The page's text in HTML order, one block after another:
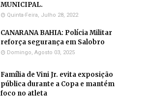
MUNICIPAL.
Quinta-Feira, Julho 28, 2022
CANARANA BAHIA: Polícia Militar
reforça segurança em Salobro
Domingo, Agosto 03, 2025
Família de Vini Jr. evita exposição
pública durante a Copa e mantém
foco no atleta